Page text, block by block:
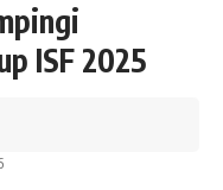
ISF 2025